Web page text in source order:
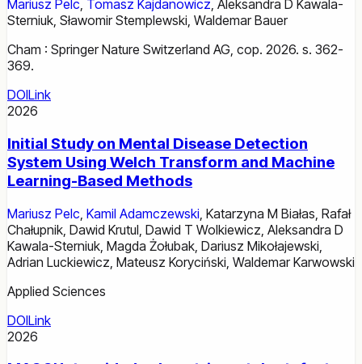
Mariusz Pelc, Tomasz Kajdanowicz, Aleksandra D Kawala-
Sterniuk, Sławomir Stemplewski, Waldemar Bauer
Cham : Springer Nature Switzerland AG, cop. 2026. s. 362-
369.
DOILink
2026
Initial Study on Mental Disease Detection
System Using Welch Transform and Machine
Learning-Based Methods
Mariusz Pelc Kamil Adamczewski Katarzyna M Białas Rafał
Chałupnik Dawid Krutul Dawid T Wolkiewicz Aleksandra D
Kawala-Sterniuk Magda Żołubak Dariusz Mikołajewski
Adrian Luckiewicz Mateusz Koryciński Waldemar Karwowski
Applied Sciences
DOILink
2026